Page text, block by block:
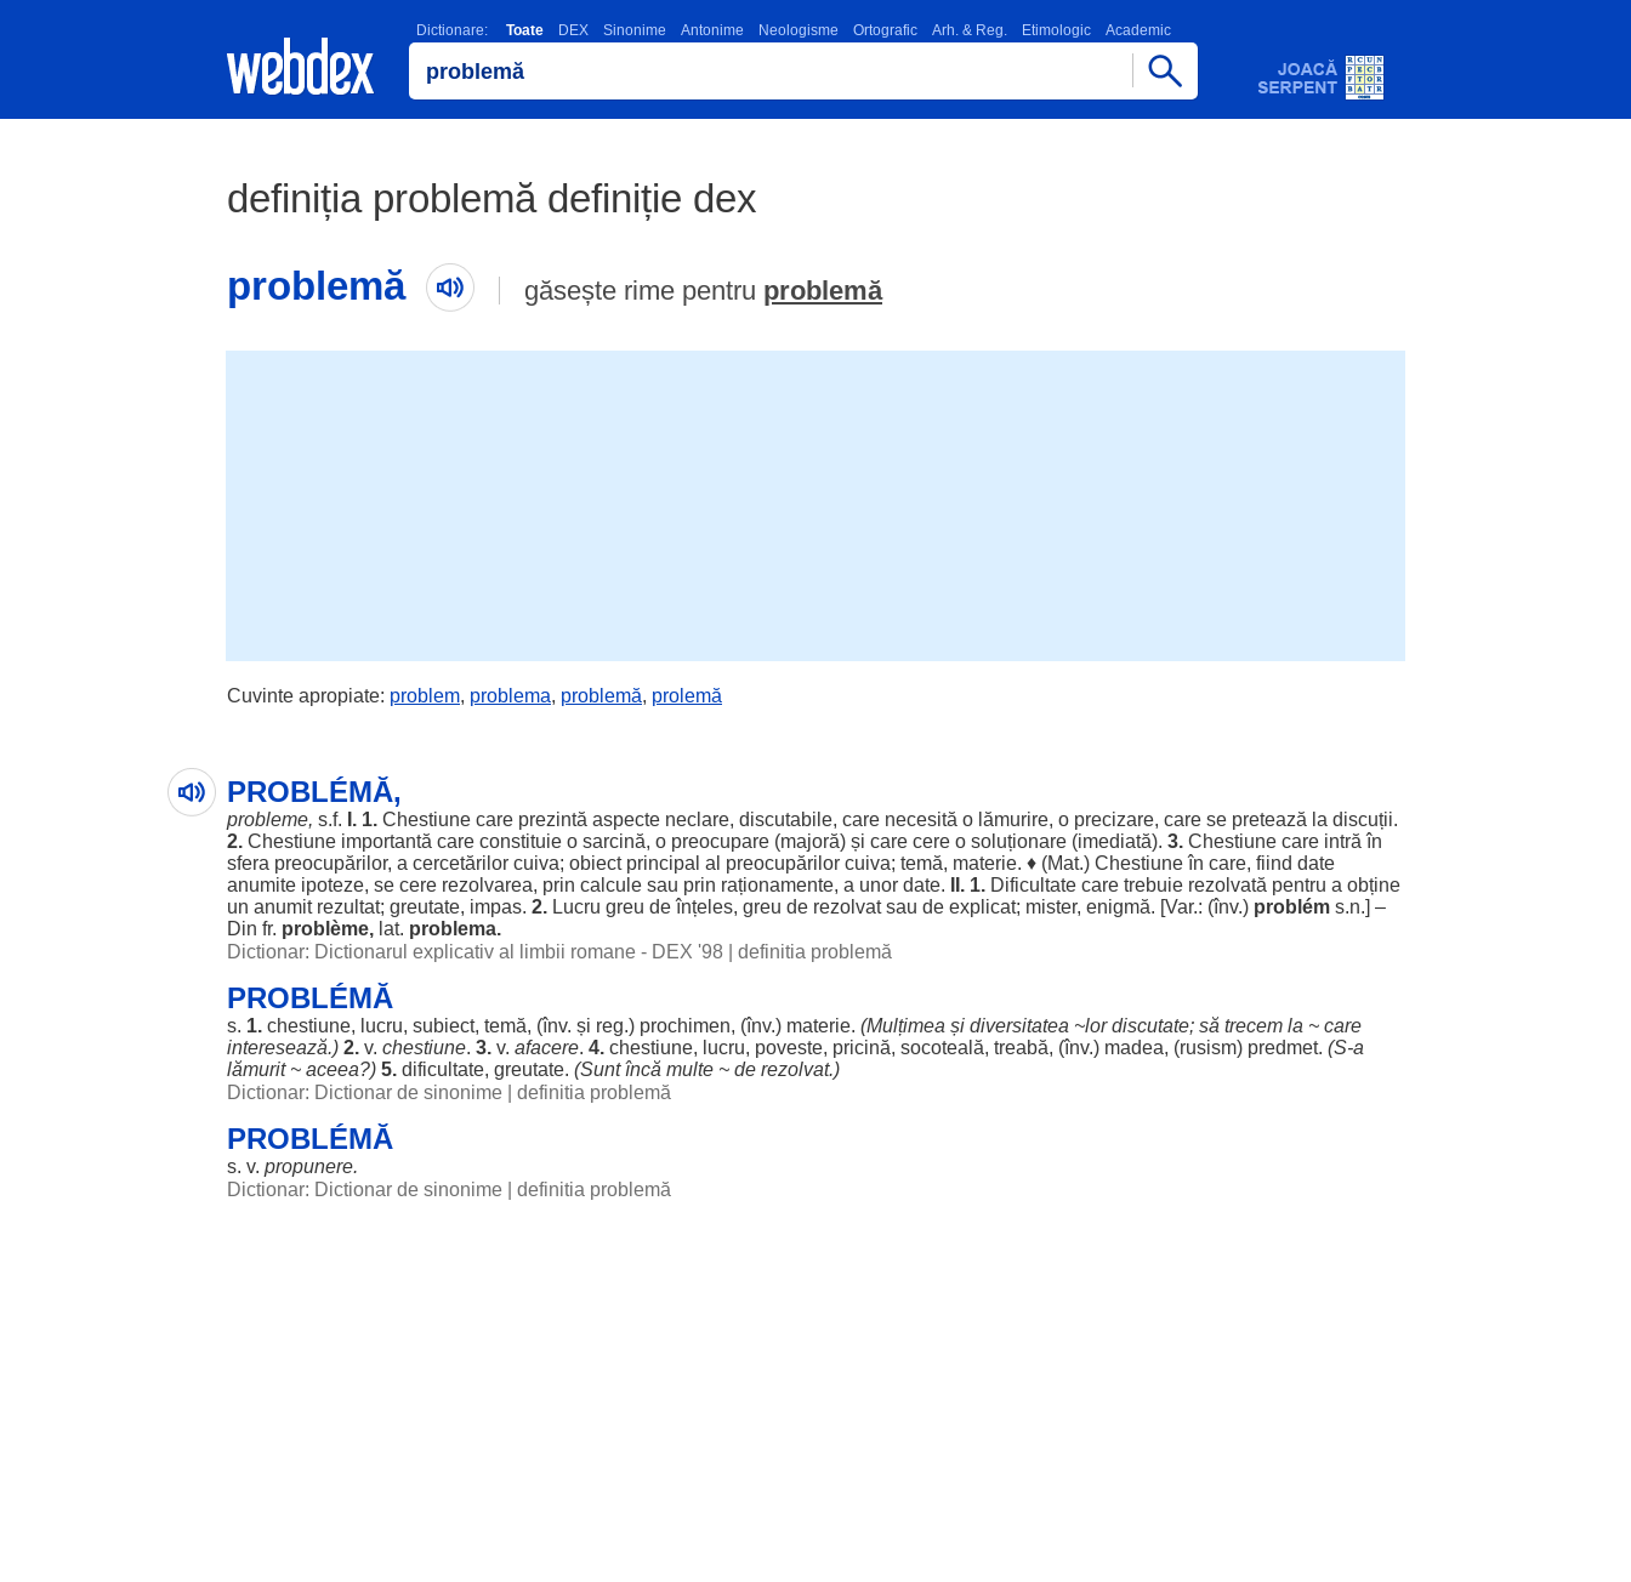
Dictionare: Toate DEX Sinonime Antonime Neologisme Ortografic Arh. & Reg. Etimologic Academic
definiția problemă definiție dex
problemă
găsește rime pentru problemă
Cuvinte apropiate: problem, problema, problemă, prolemă
PROBLÉMĂ,
probleme, s.f. I. 1. Chestiune care prezintă aspecte neclare, discutabile, care necesită o lămurire, o precizare, care se pretează la discuții.
2. Chestiune importantă care constituie o sarcină, o preocupare (majoră) și care cere o soluționare (imediată). 3. Chestiune care intră în
sfera preocupărilor, a cercetărilor cuiva; obiect principal al preocupărilor cuiva; temă, materie. ♦ (Mat.) Chestiuneîn care, fiind date
anumite ipoteze, se cere rezolvarea, prin calcule sau prin raționamente, a unor date. II. 1. Dificultate care trebuie rezolvată pentru a obține
un anumit rezultat; greutate, impas. 2. Lucru greu deînțeles, greu de rezolvatsau de explicat; mister, enigmă. [Var.: (înv.) problém s.n.] –
Din fr. problème, lat. problema.
Dictionar: Dictionarul explicativ al limbii romane - DEX '98
definitia problemă
PROBLÉMĂ
s. 1. chestiune, lucru, subiect, temă, (înv. și reg.) prochimen, (înv.) materie. (Mulțimea și diversitatea ~lor discutate; să trecem la ~ care
interesează.) 2. v. chestiune. 3. v. afacere. 4. chestiune, lucru, poveste, pricină, socoteală, treabă, (înv.) madea, (rusism) predmet. (S-a
lămurit~ aceea?) 5. dificultate, greutate. (Sunt încă multe ~ de rezolvat.)
Dictionar: Dictionar de sinonime
definitia problemă
PROBLÉMĂ
s. v. propunere.
Dictionar: Dictionar de sinonime
definitia problemă